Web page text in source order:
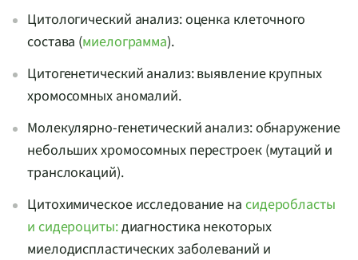
Цитологический анализ: оценка клеточного
состава (миелограмма).
Цитогенетический анализ: выявление крупных
хромосомных аномалий.
Молекулярно-генетический анализ: обнаружение
небольших хромосомных перестроек (мутаций и
транслокаций).
Цитохимическое исследование на сидеробласты
и сидероциты:диагностика некоторых
миелодиспластических заболеваний и